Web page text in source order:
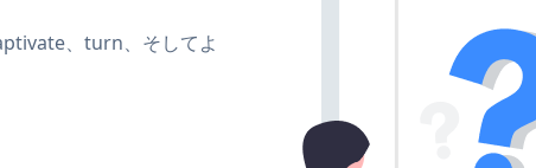
、turn、そしてよ